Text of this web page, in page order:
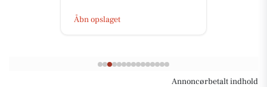
Åbn opslaget
Annoncørbetalt indhold